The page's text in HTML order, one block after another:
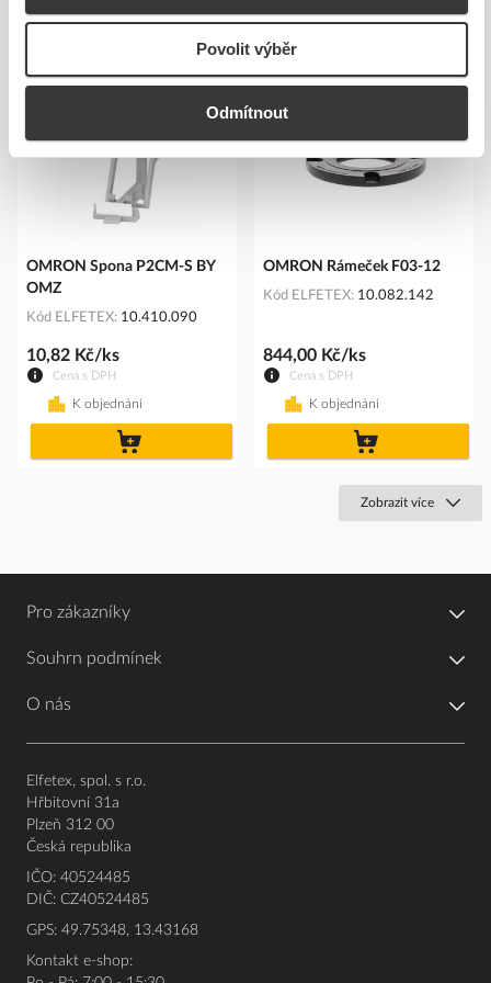
Povolit výběr
Odmítnout
OMRON Spona P2CM-S BY
OMZ
Kód ELFETEX 10.410.090
Cena s DPH
10,82 Kč/ks
K objednání
OMRON Rámeček F03-12
Kód ELFETEX 10.082.142
Cena s DPH
844,00 Kč/ks
K objednání
Zobrazit více
Pro zákazníky
Souhrn podmínek
O nás
Elfetex, spol. s r.o.
Hřbitovní 31a
Plzeň 312 00
Česká republika
IČO: 40524485
DIČ: CZ40524485
GPS: 49.75348, 13.43168
Kontakt e-shop: